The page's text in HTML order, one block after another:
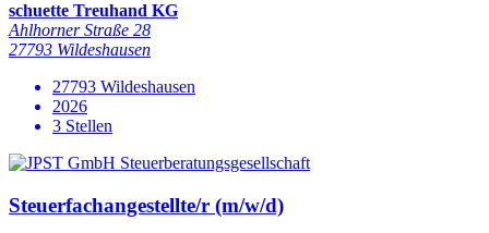
schuette Treuhand KG
Ahlhorner Straße 28
27793 Wildeshausen
27793 Wildeshausen
2026
3 Stellen
Steuerfachangestellte/r (m/w/d)